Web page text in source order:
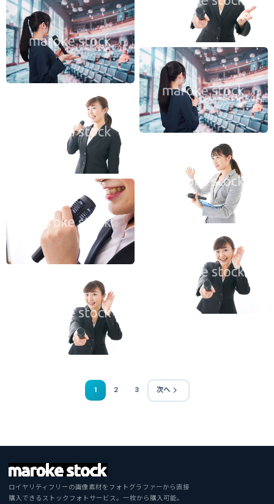
1 2 3 次へ
ロイヤリティフリーの画像素材をフォトグラファーから直接
購入できるストックフォトサービス。一枚から購入可能。